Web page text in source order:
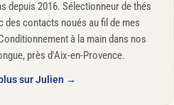
depuis 2016. Sélectionneur de thés
des contacts noués au fil de mes
à la main dans nos
près d'Aix-en-Provence.
sur Julien →